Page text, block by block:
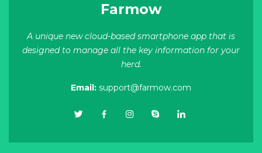
Farmow
A unique new cloud-based smartphone app that is
designed to manage all the key information for your
herd.
Email: support@farmow.com